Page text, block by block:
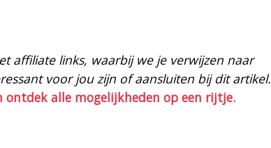
affiliate links, waarbij we je verwijzen naar
voor jou zijn of aansluiten bij dit artikel.
alle mogelijkheden op een rijtje.